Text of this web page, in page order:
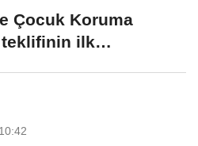
Çocuk Koruma
ilk